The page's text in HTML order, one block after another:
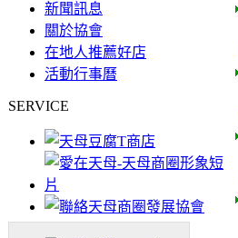
新聞訊息
關於協會
在地人推薦好店
活動行事曆
SERVICE